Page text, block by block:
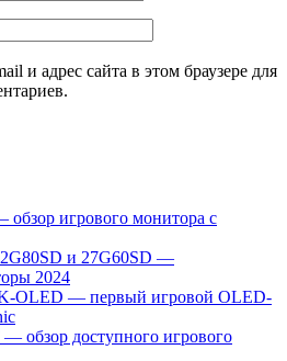
и адрес сайта в этом браузере для
игрового монитора с
и 27G60SD —
2024
OLED — первый игровой OLED-
обзор доступного игрового